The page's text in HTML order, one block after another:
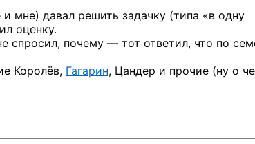
мне) давал решить задачку (типа «в одну
оценку.
спросил, почему — тот ответил, что по
Королёв, Гагарин, Цандер и прочие (ну о